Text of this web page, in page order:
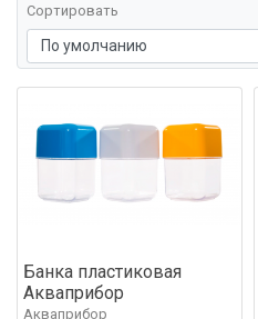
Сортировать
Банка пластиковая
Акваприбор
Акваприбор